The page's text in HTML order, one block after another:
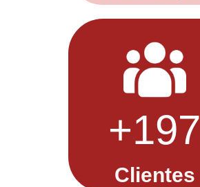
+200
Clientes